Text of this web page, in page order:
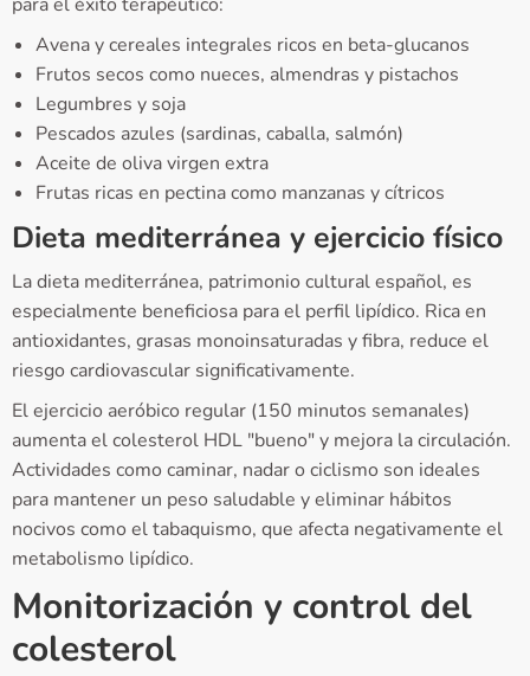
Avena y cereales integrales ricos en beta-glucanos
Frutos secos como nueces, almendras y pistachos
Legumbres y soja
Pescados azules (sardinas, caballa, salmón)
Aceite de oliva virgen extra
Frutas ricas en pectina como manzanas y cítricos
Dieta mediterránea y ejercicio físico
La dieta mediterránea, patrimonio cultural español, es
especialmente beneficiosa para el perfil lipídico. Rica en
antioxidantes, grasas monoinsaturadas y fibra, reduce el
riesgo cardiovascular significativamente.
El ejercicio aeróbico regular (150 minutos semanales)
aumenta el colesterol HDL "bueno" y mejora la circulación.
Actividades como caminar, nadar o ciclismo son ideales
para mantener un peso saludable y eliminar hábitos
nocivos como el tabaquismo, que afecta negativamente el
metabolismo lipídico.
Monitorización y control del
colesterol